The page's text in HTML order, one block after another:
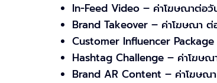
In-Feed Video – ค่าโฆษณาต่อ
Brand Takeover – ค่าโฆษณา ต่
Customer Influencer
Hashtag Challenge – ค่าโฆษ
Brand AR Content – ค่าโฆษณ